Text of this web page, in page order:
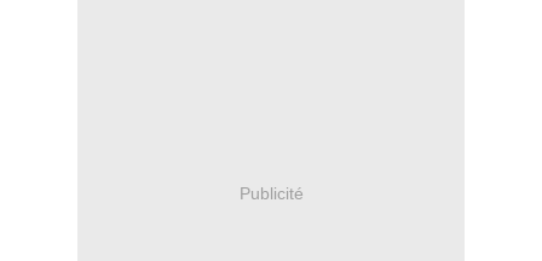
Publicité